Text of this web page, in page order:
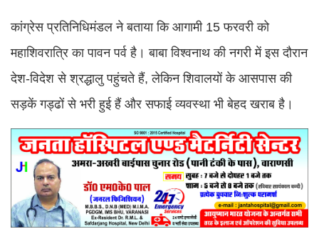
कांग्रेस प्रतिनिधिमंडल ने बताया कि आगामी 15 फरवरी को
महाशिवरात्रि का पावन पर्व है। बाबा विश्वनाथ की नगरी में इस दौरान
देश-विदेश से श्रद्धालु पहुंचते हैं, लेकिन शिवालयों के आसपास की
सड़कें गड्ढों से भरी हुई हैं और सफाई व्यवस्था भी बेहद खराब है।